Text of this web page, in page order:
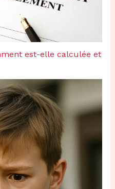
est-elle calculée et